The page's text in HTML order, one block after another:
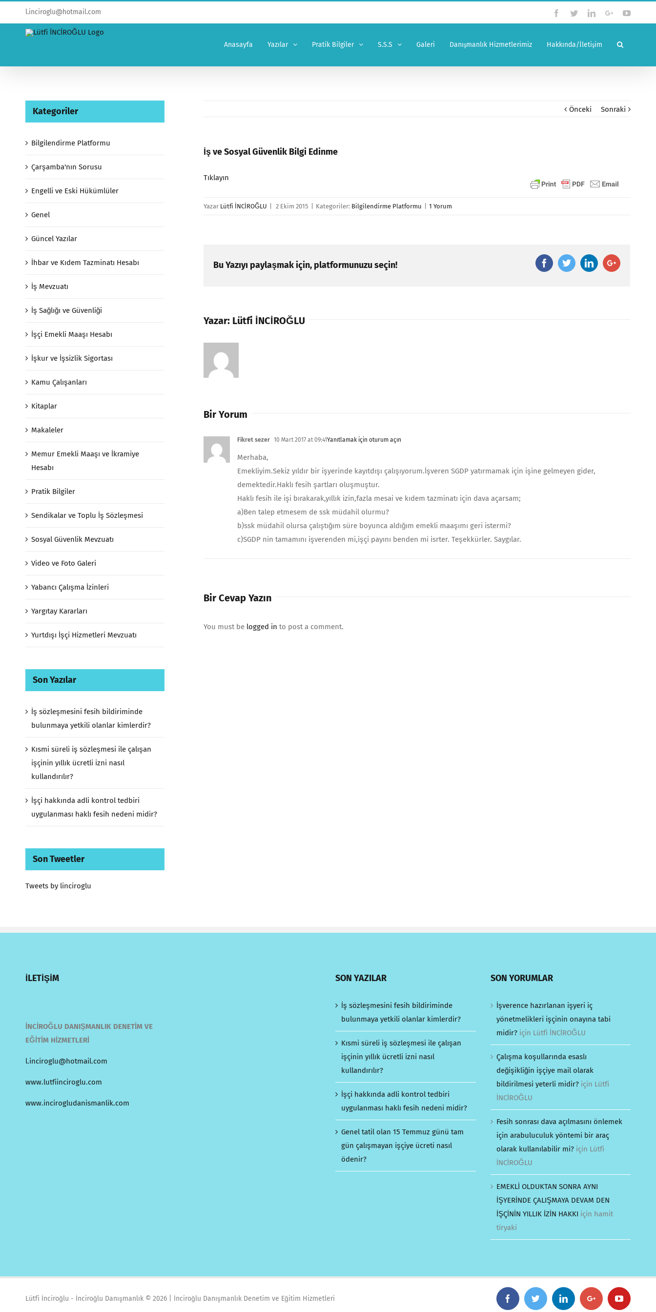
l.inciroglu@hotmail.com Facebook
TwitterLinkedinGoogle+
Anasayfa Yazılar Pratik Bilgiler S.S.S Galeri Danışmanlık Hizmetlerimiz Hakkında/İletişim
Önceki Sonraki
İş ve Sosyal Güvenlik Bilgi Edinme
Tıklayın
Yazar Lütfi İNCİROĞLU 2 Ekim 2015 Kategoriler: Bilgilendirme Platformu 1 Yorum
Bu Yazıyı paylaşmak için, platformunuzu seçin! FacebookTwitterLinkedinGoogle+
Yazar: Lütfi İNCİROĞLU
Bir Yorum
Fikret sezer 10 Mart 2017 at 09:41Yanıtlamak için oturum açın
Merhaba,
Emekliyim.Sekiz yıldır bir işyerinde kayıtdışı çalışıyorum.İşveren SGDP yatırmamak için işine gelmeyen gider,
demektedir.Haklı fesih şartları oluşmuştur.
Haklı fesih ile işi bırakarak,yıllık izin,fazla mesai ve kıdem tazminatı için dava açarsam;
a)Ben talep etmesem de ssk müdahil olurmu?
b)ssk müdahil olursa çalıştığım süre boyunca aldığım emekli maaşımı geri istermi?
c)SGDP nin tamamını işverenden mi,işçi payını benden mi isrter. Teşekkürler. Saygılar.
Bir Cevap Yazın
You must be logged in to post a comment.
Kategoriler
Bilgilendirme Platformu
Çarşamba'nın Sorusu
Engelli ve Eski Hükümlüler
Genel
Güncel Yazılar
İhbar ve Kıdem Tazminatı Hesabı
İş Mevzuatı
İş Sağlığı ve Güvenliği
İşçi Emekli Maaşı Hesabı
İşkur ve İşsizlik Sigortası
Kamu Çalışanları
Kitaplar
Makaleler
Memur Emekli Maaşı ve İkramiye
Hesabı
Pratik Bilgiler
Sendikalar ve Toplu İş Sözleşmesi
Sosyal Güvenlik Mevzuatı
Video ve Foto Galeri
Yabancı Çalışma İzinleri
Yargıtay Kararları
Yurtdışı İşçi Hizmetleri Mevzuatı
Son Yazılar
İş sözleşmesini fesih bildiriminde
bulunmaya yetkili olanlar kimlerdir?
Kısmi süreli iş sözleşmesi ile çalışan
işçinin yıllık ücretli izni nasıl
kullandırılır?
İşçi hakkında adli kontrol tedbiri
uygulanması haklı fesih nedeni midir?
Son Tweetler
Tweets by linciroglu
İLETİŞİM
İNCİROĞLU DANIŞMANLIK DENETİM VE
EĞİTİM HİZMETLERİ
l.inciroglu@hotmail.com
www.lutfiinciroglu.com
www.incirogludanismanlik.com
SON YAZILAR
İş sözleşmesini fesih bildiriminde
bulunmaya yetkili olanlar kimlerdir?
Kısmi süreli iş sözleşmesi ile çalışan
işçinin yıllık ücretli izni nasıl
kullandırılır?
İşçi hakkında adli kontrol tedbiri
uygulanması haklı fesih nedeni midir?
Genel tatil olan 15 Temmuz günü tam
gün çalışmayan işçiye ücreti nasıl
ödenir?
SON YORUMLAR
İşverence hazırlanan işyeri iç
yönetmelikleri işçinin onayına tabi
midir?için Lütfi İNCİROĞLU
Çalışma koşullarında esaslı
değişikliğin işçiye mail olarak
bildirilmesi yeterli midir?için Lütfi
İNCİROĞLU
Fesih sonrası dava açılmasını önlemek
için arabuluculuk yöntemi bir araç
olarak kullanılabilir mi?için Lütfi
İNCİROĞLU
EMEKLİ OLDUKTAN SONRA AYNI
İŞYERİNDE ÇALIŞMAYA DEVAM DEN
İŞÇİNİN YILLIK İZİN HAKKI için hamit
tiryaki
Lütfi İnciroğlu - İnciroğlu Danışmanlık © 2026 | İnciroğlu Danışmanlık Denetim ve Eğitim Hizmetleri FacebookTwitter LinkedinGoogle+YouTube